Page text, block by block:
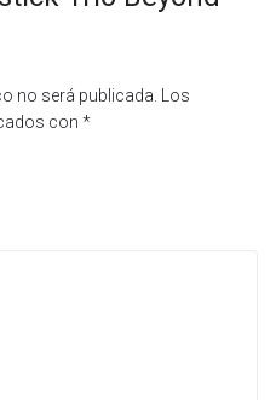
no será publicada.
Los
con *